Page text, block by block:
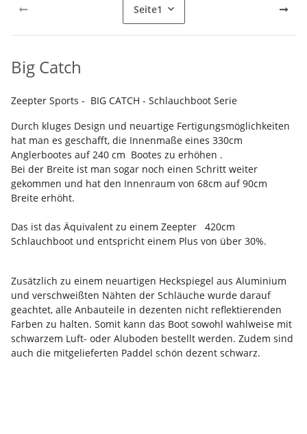
Seite1
Big Catch
Zeepter Sports - BIG CATCH - Schlauchboot Serie
Durch kluges Design und neuartige Fertigungsmöglichkeiten
hat man es geschafft, die Innenmaße eines 330cm
Anglerbootes auf 240 cm Bootes zu erhöhen .
Bei der Breite ist man sogar noch einen Schritt weiter
gekommen und hat den Innenraum von 68cm auf 90cm
Breite erhöht.
Das ist das Äquivalent zu einem Zeepter 420cm
Schlauchboot und entspricht einem Plus von über 30%.
Zusätzlich zu einem neuartigen Heckspiegel aus Aluminium
und verschweißten Nähten der Schläuche wurde darauf
geachtet, alle Anbauteile in dezenten nicht reflektierenden
Farben zu halten. Somit kann das Boot sowohl wahlweise mit
schwarzem Luft- oder Aluboden bestellt werden. Zudem sind
auch die mitgelieferten Paddel schön dezent schwarz.